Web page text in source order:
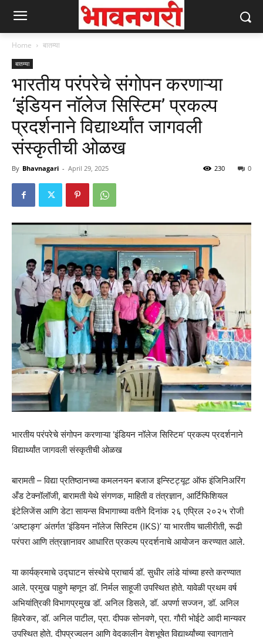
Home बातम्या
बातम्या
भारतीय परंपरेचे संगोपन करणाऱ्या
‘इंडियन नॉलेज सिस्टिम’ प्रकल्प
प्रदर्शनाने विद्यार्थ्यांत जागवली
संस्कृतीची ओळख
By Bhavnagari - April 29, 2025 0
230
भारतीय परंपरेचे संगोपन करणाऱ्या ‘इंडियन नॉलेज सिस्टिम’ प्रकल्प प्रदर्शनाने
विद्यार्थ्यांत जागवली संस्कृतीची ओळख
बारामती – विद्या प्रतिष्ठानच्या कमलनयन बजाज इन्स्टिट्यूट ऑफ इंजिनिअरिंग
अँड टेक्नॉलॉजी, बारामती येथे संगणक, माहिती व तंत्रज्ञान, आर्टिफिशियल
इंटेलिजेंस आणि डेटा सायन्स विभागाच्या वतीने दिनांक २६ एप्रिल २०२५ रोजी
‘अष्टाङ्ग’ अंतर्गत ‘इंडियन नॉलेज सिस्टिम (IKS)’ या भारतीय चालीरीती, रूढी
परंपरा आणि तंत्रज्ञानावर आधारित प्रकल्प प्रदर्शनाचे आयोजन करण्यात आले.
या कार्यक्रमाचे उद्घाटन संस्थेचे प्राचार्य डॉ. सुधीर लांडे यांच्या हस्ते करण्यात
आले. प्रमुख पाहुणे म्हणून डॉ. निर्मल साहूजी उपस्थित होते. यावेळी प्रथम वर्ष
अभियांत्रिकी विभागप्रमुख डॉ. अनिल डिसले, डॉ. अपर्णा सज्जन, डॉ. अनिल
हिवरेकर, डॉ. अनिल पाटील, प्रा. दीपक सोनवणे, प्रा. गौरी भोईटे आदी मान्यवर
उपस्थित होते. दीपप्रज्वलन आणि वेदकालीन वेशभूषेत विद्यार्थ्यांच्या स्वागताने